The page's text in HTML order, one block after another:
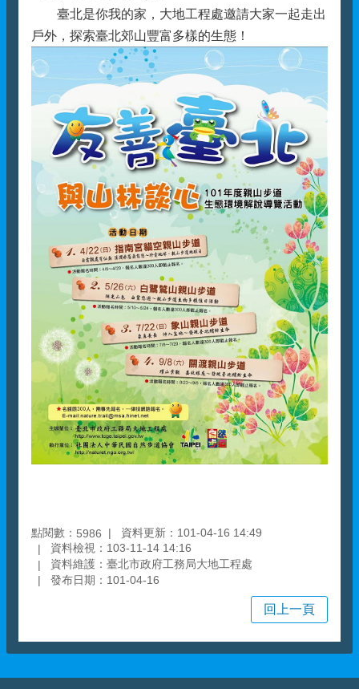
臺北是你我的家，大地工程處邀請大家一起走出
戶外，探索臺北郊山豐富多樣的生態！
點閱數： 5986
資料更新：101-04-16 14:49
資料檢視：103-11-14 14:16
資料維護：臺北市政府工務局大地工程處
發布日期：101-04-16
回上一頁